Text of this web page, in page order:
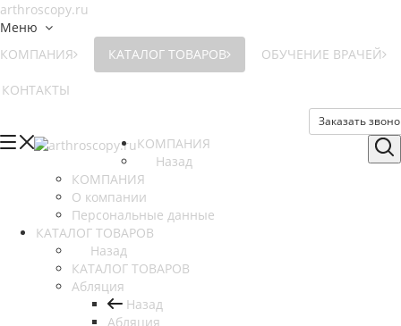
Меню
КОМПАНИЯ
КАТАЛОГ ТОВАРОВ ОБУЧЕНИЕ ВРАЧЕЙ
КОНТАКТЫ
Заказать
КОМПАНИЯ
Назад
КОМПАНИЯ
О компании
Персональные данные
КАТАЛОГ ТОВАРОВ
Назад
КАТАЛОГ ТОВАРОВ
Абляция
Назад
Абляция